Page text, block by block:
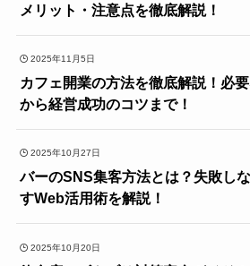
メリット・注意点を徹底解説！
2025年11月5日
カフェ開業の方法を徹底解説！必
から経営成功のコツまで！
2025年10月27日
バーのSNS集客方法とは？失敗し
すWeb活用術を解説！
2025年10月20日